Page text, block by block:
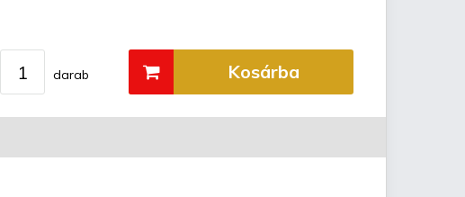
darab Kosárba